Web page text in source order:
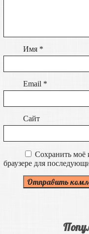
Имя *
Email *
Сайт
Сохранить моё
браузере для